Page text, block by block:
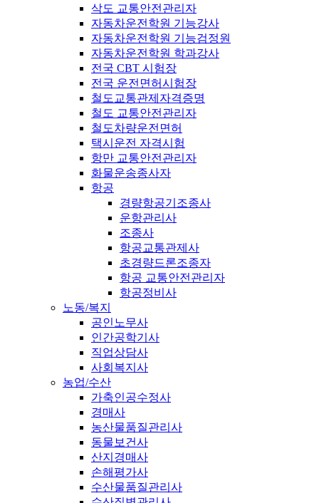
삭도 교통안전관리자
자동차운전학원 기능강사
자동차운전학원 기능검정원
자동차운전학원 학과강사
전국 CBT 시험장
전국 운전면허시험장
철도교통관제자격증명
철도 교통안전관리자
철도차량운전면허
택시운전 자격시험
항만 교통안전관리자
화물운송종사자
항공
경량항공기조종사
운항관리사
조종사
항공교통관제사
초경량드론조종자
항공 교통안전관리자
항공정비사
노동/복지
공인노무사
인간공학기사
직업상담사
사회복지사
농업/수산
가축인공수정사
경매사
농산물품질관리사
동물보건사
산지경매사
손해평가사
수산물품질관리사